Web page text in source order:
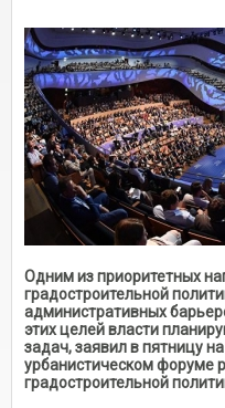
Одним из приоритетных
градостроительной
административных
этих целей власти
задач, заявил в пятницу
урбанистическом форуме
градостроительной